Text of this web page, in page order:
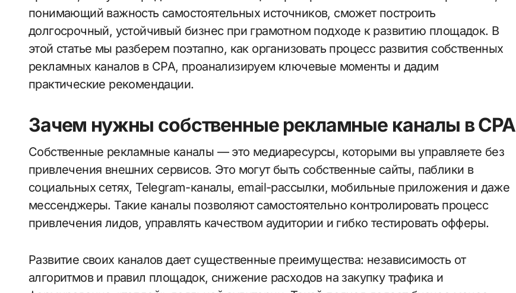
понимающий важность самостоятельных источников, сможет построить
долгосрочный, устойчивый бизнес при грамотном подходе к развитию площадок. В
этой статье мы разберем поэтапно, как организовать процесс развития собственных
рекламных каналов в CPA, проанализируем ключевые моменты и дадим
практические рекомендации.
Зачем нужны собственные рекламные каналы в CPA
Собственные рекламные каналы — это медиаресурсы, которыми вы управляете без
привлечения внешних сервисов. Это могут быть собственные сайты, паблики в
социальных сетях, Telegram-каналы, email-рассылки, мобильные приложения и даже
мессенджеры. Такие каналы позволяют самостоятельно контролировать процесс
привлечения лидов, управлять качеством аудитории и гибко тестировать офферы.
Развитие своих каналов дает существенные преимущества: независимость от
алгоритмов и правил площадок, снижение расходов на закупку трафика и